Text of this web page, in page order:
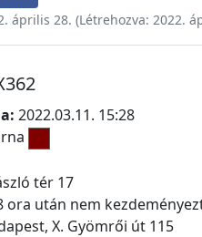
április 28. (Létrehozva: 2022.
2022.03.11. 15:28
tér 17
ora után nem
X. Gyömrői út 115